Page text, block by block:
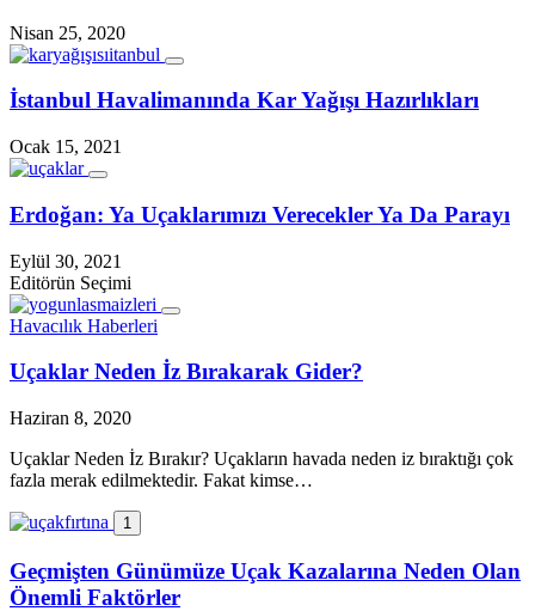
Nisan 25, 2020
İstanbul Havalimanında Kar Yağışı Hazırlıkları
Ocak 15, 2021
Erdoğan: Ya Uçaklarımızı Verecekler Ya Da Parayı
Eylül 30, 2021
Editörün Seçimi
Havacılık Haberleri
Uçaklar Neden İz Bırakarak Gider?
Haziran 8, 2020
Uçaklar Neden İz Bırakır? Uçakların havada neden iz bıraktığı çok
fazla merak edilmektedir. Fakat kimse…
1
Geçmişten Günümüze Uçak Kazalarına Neden Olan
Önemli Faktörler